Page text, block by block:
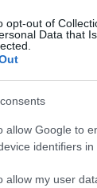
opt-out of
Data that
allow Google to
identifiers in
allow my user